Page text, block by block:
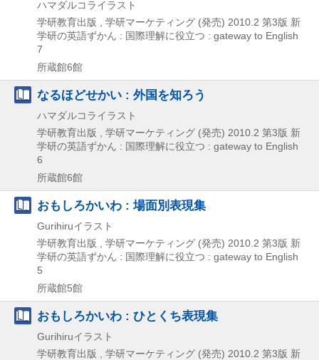
ハマダルコライラスト
学研教育出版 , 学研マーケティング (発売) 2010.2 第3版 新
学研の英語ずかん : 国際理解に役立つ : gateway to English
7
所蔵館6館
なるほどせかい : 外国を知ろう
ハマダルコライラスト
学研教育出版 , 学研マーケティング (発売) 2010.2 第3版 新
学研の英語ずかん : 国際理解に役立つ : gateway to English
6
所蔵館6館
おもしろかいわ : 場面別表現集
Gurihiruイラスト
学研教育出版 , 学研マーケティング (発売) 2010.2 第3版 新
学研の英語ずかん : 国際理解に役立つ : gateway to English
5
所蔵館5館
おもしろかいわ : ひとくち表現集
Gurihiruイラスト
学研教育出版 , 学研マーケティング (発売) 2010.2 第3版 新